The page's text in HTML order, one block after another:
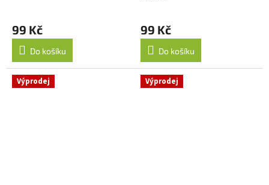
99 Kč
Do košíku
99 Kč
Do košíku
Výprodej Výprodej